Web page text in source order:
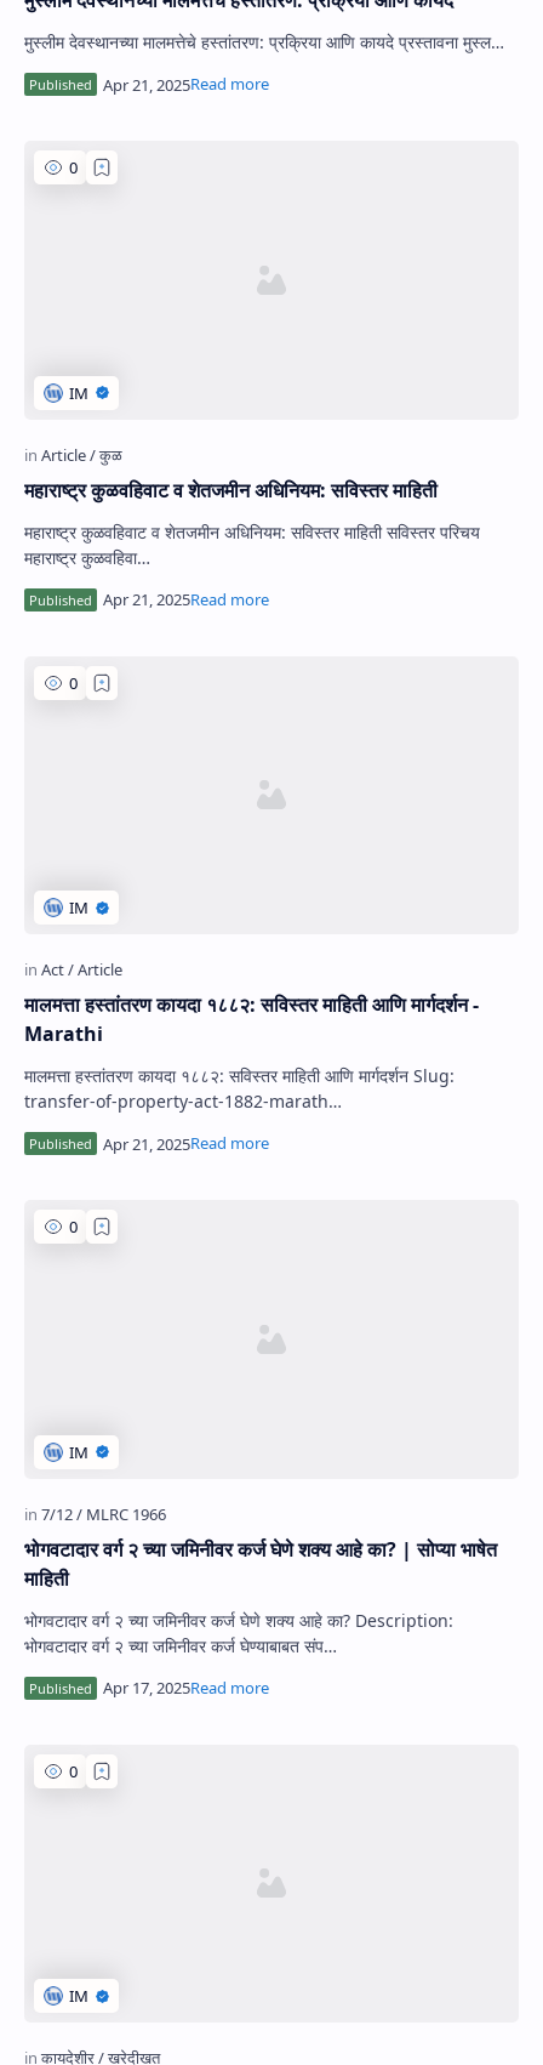
मुस्लीम देवस्थानच्या मालमत्तेचे हस्तांतरण: प्रक्रिया आणि कायदे प्रस्तावना मुस्ल…
महाराष्ट्र कुळवहिवाट व शेतजमीन अधिनियम: सविस्तर माहिती
महाराष्ट्र कुळवहिवाट व शेतजमीन अधिनियम: सविस्तर माहिती सविस्तर परिचय
महाराष्ट्र कुळवहिवा…
मालमत्ता हस्तांतरण कायदा १८८२: सविस्तर माहिती आणि मार्गदर्शन -
Marathi
मालमत्ता हस्तांतरण कायदा १८८२: सविस्तर माहिती आणि मार्गदर्शन Slug:
transfer-of-property-act-1882-marath…
भोगवटादार वर्ग २ च्या जमिनीवर कर्ज घेणे शक्य आहे का? | सोप्या भाषेत
माहिती
भोगवटादार वर्ग २ च्या जमिनीवर कर्ज घेणे शक्य आहे का? Description:
भोगवटादार वर्ग २ च्या जमिनीवर कर्ज घेण्याबाबत संप…